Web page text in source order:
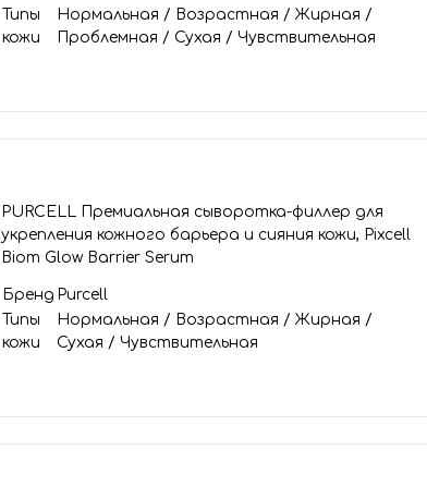
Типы
кожи
Нормальная / Возрастная / Жирная /
Проблемная / Сухая / Чувствительная
PURCELL Премиальная сыворотка-филлер для
укрепления кожного барьера и сияния кожи, Pixcell
Biom Glow Barrier Serum
Бренд Purcell
Типы
кожи
Нормальная / Возрастная / Жирная /
Сухая / Чувствительная